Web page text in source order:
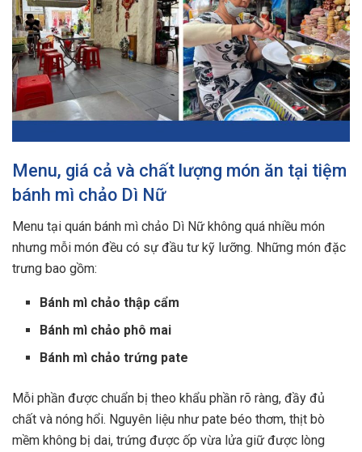
Menu, giá cả và chất lượng món ăn tại tiệm
bánh mì chảo Dì Nữ
Menu tại quán bánh mì chảo Dì Nữ không quá nhiều món
nhưng mỗi món đều có sự đầu tư kỹ lưỡng. Những món đặc
trưng bao gồm:
Bánh mì chảo thập cẩm
Bánh mì chảo phô mai
Bánh mì chảo trứng pate
Mỗi phần được chuẩn bị theo khẩu phần rõ ràng, đầy đủ
chất và nóng hổi. Nguyên liệu như pate béo thơm, thịt bò
mềm không bị dai, trứng được ốp vừa lửa giữ được lòng